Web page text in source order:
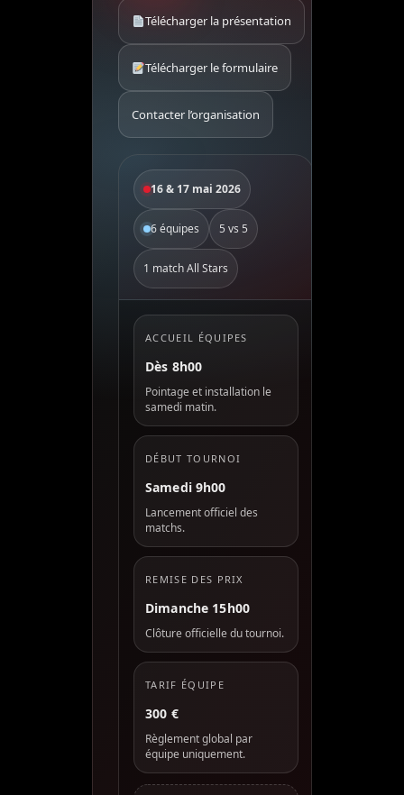
Télécharger la présentation
Télécharger le formulaire
Contacter l’organisation
16 & 17 mai 2026
6 équipes 5 vs 5
1 match All Stars
ACCUEIL ÉQUIPES
Dès 8h00
Pointage et installation le
samedi matin.
DÉBUT TOURNOI
Samedi 9h00
Lancement officiel des
matchs.
REMISE DES PRIX
Dimanche 15h00
Clôture officielle du tournoi.
TARIF ÉQUIPE
300 €
Règlement global par
équipe uniquement.